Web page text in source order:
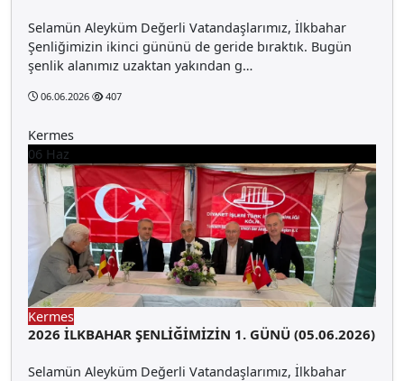
Selamün Aleyküm Değerli Vatandaşlarımız, İlkbahar
Şenliğimizin ikinci gününü de geride bıraktık. Bugün
şenlik alanımız uzaktan yakından g…
06.06.2026 407
Kermes
06 Haz
Kermes
2026 İLKBAHAR ŞENLİĞİMİZİN 1. GÜNÜ (05.06.2026)
Selamün Aleyküm Değerli Vatandaşlarımız, İlkbahar